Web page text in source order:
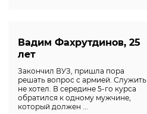
Вадим Фахрутдинов, 25
лет
Закончил ВУЗ, пришла пора
решать вопрос с армией. Служить
не хотел. В середине 5-го курса
обратился к одному мужчине,
который должен ...